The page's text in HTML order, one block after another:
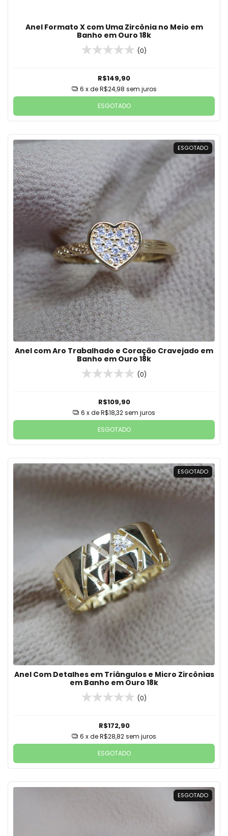
Anel Formato X com Uma Zircônia no Meio em
Banho em Ouro 18k
(0)
R$149,90
6 x deR$24,98 sem juros
ESGOTADO
ESGOTADO
Anel com Aro Trabalhado e Coração Cravejado em
Banho em Ouro 18k
(0)
R$109,90
6 x deR$18,32sem juros
ESGOTADO
ESGOTADO
Anel Com Detalhes em Triângulos e Micro Zircônias
em Banho em Ouro 18k
(0)
R$172,90
6 x deR$28,82sem juros
ESGOTADO
ESGOTADO